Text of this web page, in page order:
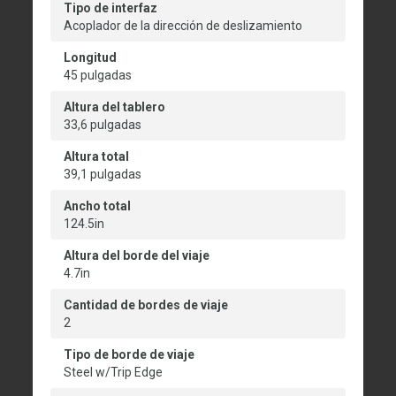
Tipo de interfaz
Acoplador de la dirección de deslizamiento
Longitud
45 pulgadas
Altura del tablero
33,6 pulgadas
Altura total
39,1 pulgadas
Ancho total
124.5in
Altura del borde del viaje
4.7in
Cantidad de bordes de viaje
2
Tipo de borde de viaje
Steel w/Trip Edge